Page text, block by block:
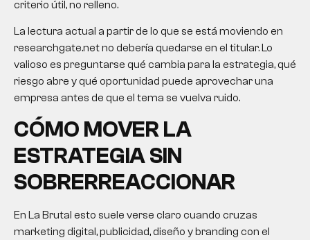
criterio útil, no relleno.
La lectura actual a partir de lo que se está moviendo en
researchgate.net no debería quedarse en el titular. Lo
valioso es preguntarse qué cambia para la estrategia, qué
riesgo abre y qué oportunidad puede aprovechar una
empresa antes de que el tema se vuelva ruido.
CÓMO MOVER LA
ESTRATEGIA SIN
SOBRERREACCIONAR
En La Brutal esto suele verse claro cuando cruzas
marketing digital, publicidad, diseño y branding con el